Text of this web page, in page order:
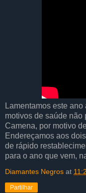
Lamentamos este
motivos de saúde não
Camena, por motivo
Endereçamos aos
de rápido
para o ano que vem,
Diamantes Negros at
Partilhar